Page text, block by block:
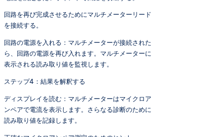
回路を再び完成させるためにマルチメーターリード
を接続する。
回路の電源を入れる：マルチメーターが接続された
ら、回路の電源を再び入れます。マルチメーターに
表示される読み取り値を監視します。
ステップ4：結果を解釈する
ディスプレイを読む：マルチメーターはマイクロア
ンペアで電流を表示します。さらなる診断のために
読み取り値を記録します。